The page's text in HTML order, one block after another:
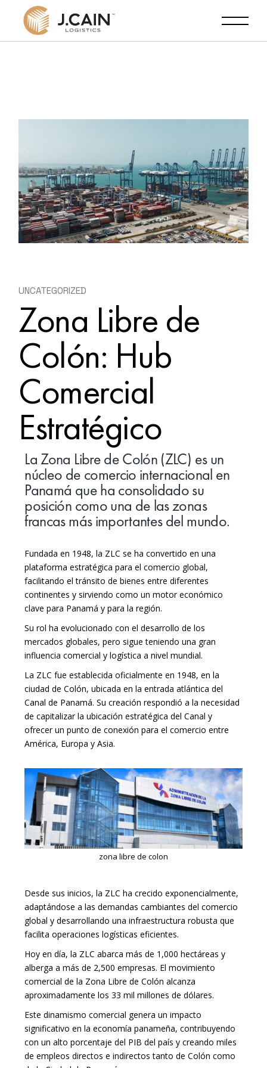
UNCATEGORIZED
Zona Libre de
Colón: Hub
Comercial
Estratégico
La Zona Libre de Colón (ZLC) es un
núcleo de comercio internacional en
Panamá que ha consolidado su
posición como una de las zonas
francas más importantes del mundo.
Fundada en 1948, la ZLC se ha convertido en una
plataforma estratégica para el comercio global,
facilitando el tránsito de bienes entre diferentes
continentes y sirviendo como un motor económico
clave para Panamá y para la región.
Su rol ha evolucionado con el desarrollo de los
mercados globales, pero sigue teniendo una gran
influencia comercial y logística a nivel mundial.
La ZLC fue establecida oficialmente en 1948, en la
ciudad de Colón, ubicada en la entrada atlántica del
Canal de Panamá. Su creación respondió a la necesidad
de capitalizar la ubicación estratégica del Canal y
ofrecer un punto de conexión para el comercio entre
América, Europa y Asia.
zona libre de colon
Desde sus inicios, la ZLC ha crecido exponencialmente,
adaptándose a las demandas cambiantes del comercio
global y desarrollando una infraestructura robusta que
facilita operaciones logísticas eficientes.
Hoy en día, la ZLC abarca más de 1,000 hectáreas y
alberga a más de 2,500 empresas. El movimiento
comercial de la Zona Libre de Colón alcanza
aproximadamente los 33 mil millones de dólares.
Este dinamismo comercial genera un impacto
significativo en la economía panameña, contribuyendo
con un alto porcentaje del PIB del país y creando miles
de empleos directos e indirectos tanto de Colón como